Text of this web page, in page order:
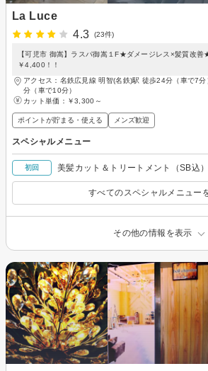
La Luce
4.3
(23件)
【可児市 御嵩】ラスパ御嵩１F★ダメージレス×髪質改
￥4,400！！
アクセス：名鉄広見線 明智(名鉄)駅 徒歩24分（車で7
分（車で10分）
カット単価： ￥3,300～
ポイントが貯まる・使える メンズ歓迎
スペシャルメニュー
初回 美髪カット＆トリートメント（SB込）
すべてのスペシャルメニュー
その他の情報を表示